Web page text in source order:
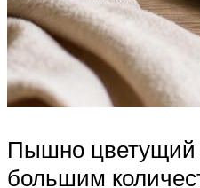
Пышно цветущий
большим